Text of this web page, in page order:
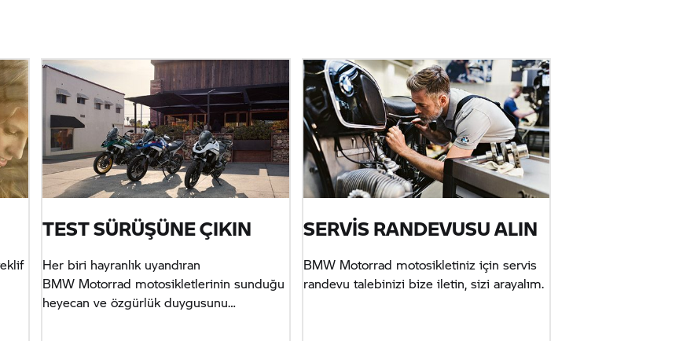
TEST SÜRÜŞÜNE ÇIKIN
Her biri hayranlık uyandıran
BMW Motorrad motosikletlerinin sunduğu
heyecan ve özgürlük duygusunu
SERVİS RANDEVUSU ALIN
BMW Motorrad motosikletiniz için servis
randevu talebinizi bize iletin, sizi arayalım.